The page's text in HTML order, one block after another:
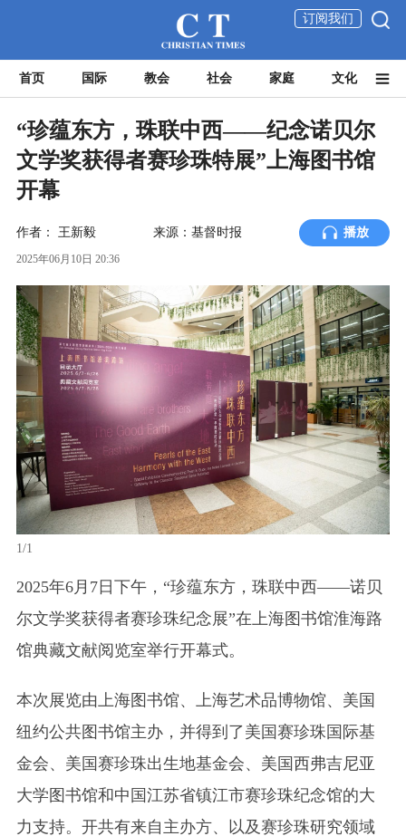
订阅我们
首页 国际 教会 社会 家庭 文化
“珍蕴东方，珠联中西——纪念诺贝尔
文学奖获得者赛珍珠特展”上海图书馆
开幕
作者： 王新毅 来源：基督时报 播放
2025年06月10日 20:36
1/1
2025年6月7日下午，“珍蕴东方，珠联中西——诺贝
尔文学奖获得者赛珍珠纪念展”在上海图书馆淮海路
馆典藏文献阅览室举行开幕式。
本次展览由上海图书馆、上海艺术品博物馆、美国
纽约公共图书馆主办，并得到了美国赛珍珠国际基
金会、美国赛珍珠出生地基金会、美国西弗吉尼亚
大学图书馆和中国江苏省镇江市赛珍珠纪念馆的大
力支持。开共有来自主办方、以及赛珍珠研究领域